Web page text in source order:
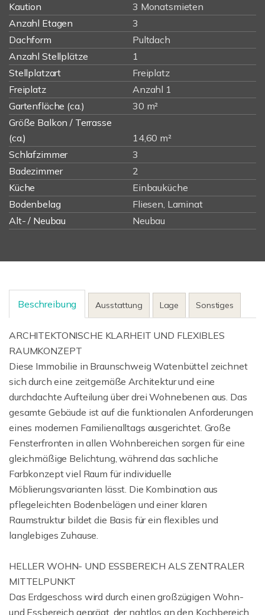
Kaution
3 Monatsmieten
Anzahl Etagen
3
Dachform
Pultdach
Anzahl Stellplätze
1
Stellplatzart
Freiplatz
Freiplatz
Anzahl 1
Gartenfläche (ca.)
30 m²
Größe Balkon / Terrasse
(ca.)
14,60 m²
Schlafzimmer
3
Badezimmer
2
Küche
Einbauküche
Bodenbelag
Fliesen, Laminat
Alt- / Neubau
Neubau
Beschreibung Ausstattung Lage Sonstiges
ARCHITEKTONISCHE KLARHEIT UND FLEXIBLES
RAUMKONZEPT
Diese Immobilie in Braunschweig Watenbüttel zeichnet
sich durch eine zeitgemäße Architektur und eine
durchdachte Aufteilung über drei Wohnebenen aus. Das
gesamte Gebäude ist auf die funktionalen Anforderungen
eines modernen Familienalltags ausgerichtet. Große
Fensterfronten in allen Wohnbereichen sorgen für eine
gleichmäßige Belichtung, während das sachliche
Farbkonzept viel Raum für individuelle
Möblierungsvarianten lässt. Die Kombination aus
pflegeleichten Bodenbelägen und einer klaren
Raumstruktur bildet die Basis für ein flexibles und
langlebiges Zuhause.
HELLER WOHN- UND ESSBEREICH ALS ZENTRALER
MITTELPUNKT
Das Erdgeschoss wird durch einen großzügigen Wohn-
und Essbereich geprägt, der nahtlos an den Kochbereich